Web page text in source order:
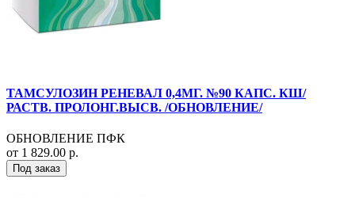
ТАМСУЛОЗИН РЕНЕВАЛ 0,4МГ. №90 КАПС. КШ/
РАСТВ. ПРОЛОНГ.ВЫСВ. /ОБНОВЛЕНИЕ/
ОБНОВЛЕНИЕ ПФК
от 1 829.00 р.
Под заказ